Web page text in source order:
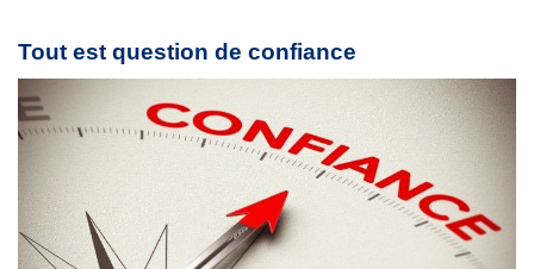
Tout est question de confiance